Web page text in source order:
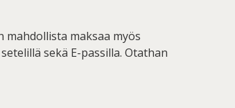
maksaa myös
sekä E-passilla. Otathan